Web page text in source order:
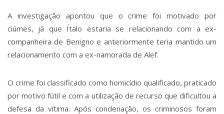
A investigação apontou que o crime foi motivado por
ciúmes, já que Ítalo estaria se relacionando com a ex-
companheira de Benigno e anteriormente teria mantido um
relacionamento com a ex-namorada de Alef.
O crime foi classificado como homicídio qualificado, praticado
por motivo fútil e com a utilização de recurso que dificultou a
defesa da vítima. Após condenação, os criminosos foram